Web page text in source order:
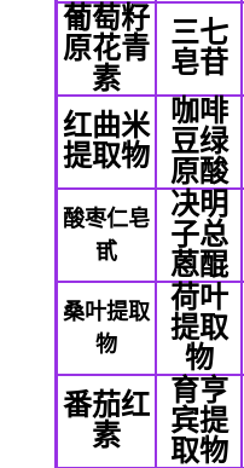
葡萄籽
原花青
素
三七
皂苷
红曲米
提取物
咖啡
豆绿
原酸
酸枣仁皂
甙
决明
子总
蒽醌
桑叶提取
物
荷叶
提取
物
番茄红
素
育亨
宾提
取物